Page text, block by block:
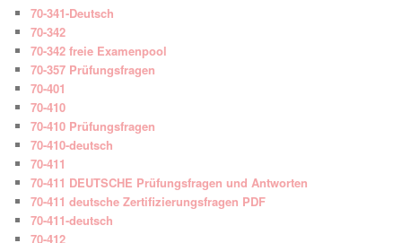
70-341-Deutsch
70-342
70-342 freie Examenpool
70-357 Prüfungsfragen
70-401
70-410
70-410 Prüfungsfragen
70-410-deutsch
70-411
70-411 DEUTSCHE Prüfungsfragen und Antworten
70-411 deutsche Zertifizierungsfragen PDF
70-411-deutsch
70-412